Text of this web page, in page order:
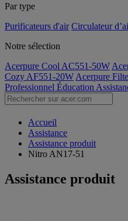
Par type
Purificateurs d'air Circulateur
Notre sélection
Acerpure Cool AC551-50W
Cozy AF551-20W Acerpure
Professionnel Éducation
Accueil
Assistance
Assistance produit
Nitro AN17-51
Assistance produit